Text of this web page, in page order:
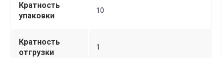
Кратность
упаковки
10
Кратность
отгрузки
1